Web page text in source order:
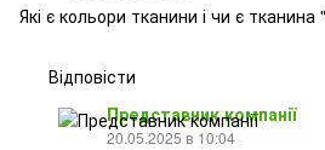
Які є кольори тканини і чи є тканина
Відповісти
Представник компанії
20.05.2025 в 10:04